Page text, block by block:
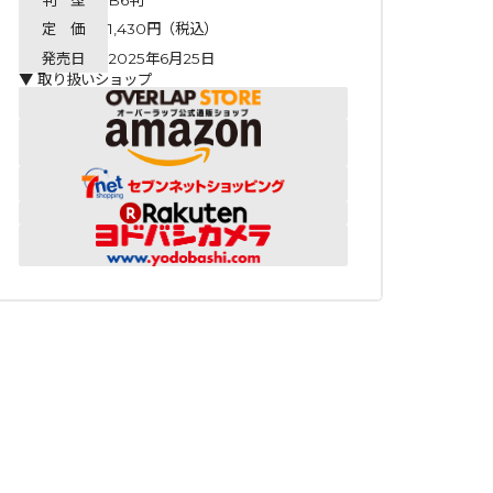
定 価
1,430円（税込）
発売日
2025年6月25日
▼ 取り扱いショップ